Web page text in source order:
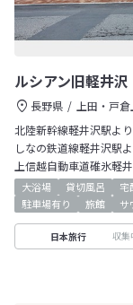
ルシアン旧軽井沢
長野県 上田・戸
北陸新幹線軽井沢駅よ
しなの鉄道線軽井沢駅
上信越自動車道碓氷軽
大浴場 貸切風呂 宅
駐車場有り
旅館 サ
日本旅行 収集